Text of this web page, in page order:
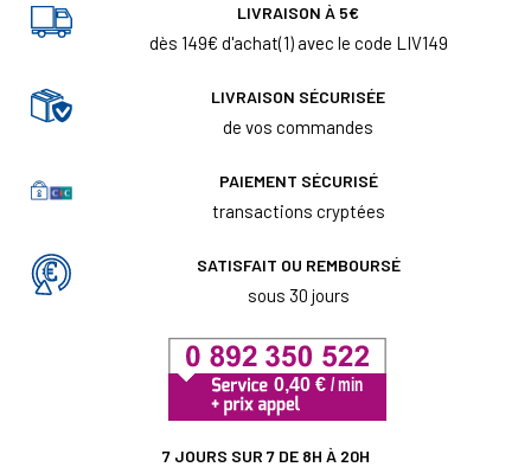
LIVRAISON À 5€
dès 149€ d'achat(1) avec le code LIV149
LIVRAISON SÉCURISÉE
de vos commandes
PAIEMENT SÉCURISÉ
transactions cryptées
SATISFAIT OU REMBOURSÉ
sous 30 jours
7 JOURS SUR 7 DE 8H À 20H